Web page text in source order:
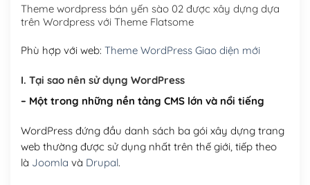
Tên miền Việt Nam .vn (1 năm)(+550,000₫)
Hosting 5GB SSD (1 năm)
Theme wordpress bán yến sào 02 được xây dựng dựa
trên Wordpress với Theme Flatsome
Phù hợp với web: Theme WordPress Giao diện mới
I. Tại sao nên sử dụng WordPress
– Một trong những nền tảng CMS lớn và nổi tiếng
WordPress đứng đầu danh sách ba gói xây dựng trang
web thường được sử dụng nhất trên thế giới, tiếp theo
là Joomla và Drupal.